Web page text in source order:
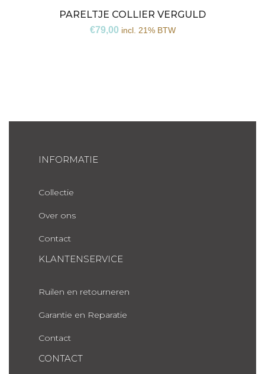
PARELTJE COLLIER VERGULD
€79,00 incl. 21% BTW
INFORMATIE
Collectie
Over ons
Contact
KLANTENSERVICE
Ruilen en retourneren
Garantie en Reparatie
Contact
CONTACT